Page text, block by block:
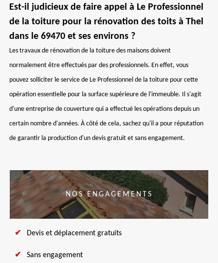
Est-il judicieux de faire appel à Le Professionnel
de la toiture pour la rénovation des toits à Thel
dans le 69470 et ses environs ?
Les travaux de rénovation de la toiture des maisons doivent
normalement être effectués par des professionnels. En effet, vous
pouvez solliciter le service de Le Professionnel de la toiture pour cette
opération essentielle pour la surface supérieure de l'immeuble. Il s'agit
d'une entreprise de couverture qui a effectué les opérations depuis un
certain nombre d'années. À côté de cela, sachez qu'il a pour réputation
de garantir la production d'un devis gratuit et sans engagement.
NOS ENGAGEMENTS
Devis et déplacement gratuits
Sans engagement